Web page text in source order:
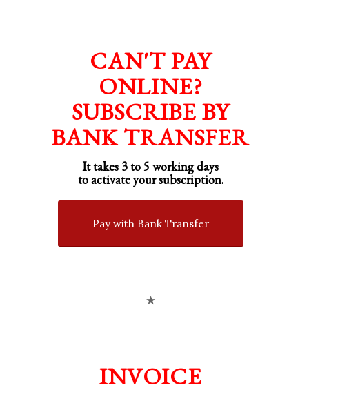
CAN'T PAY
ONLINE?
SUBSCRIBE BY
BANK TRANSFER
It takes 3 to 5 working days
to activate your subscription.
Pay with Bank Transfer
INVOICE